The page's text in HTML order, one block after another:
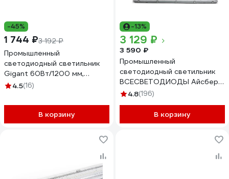
-45%
1 744 ₽3 192 ₽
Промышленный
светодиодный светильник
Gigant 60Вт/1200 мм,
Прозрачный 7250Лм IP65
4.5(16)
В корзину
-13%
3 129 ₽
3 590 ₽
Промышленный
светодиодный светильник
ВСЕСВЕТОДИОДЫ Айсберг
58Вт, 7700Лм, IP 65,
4.8(196)
В корзину